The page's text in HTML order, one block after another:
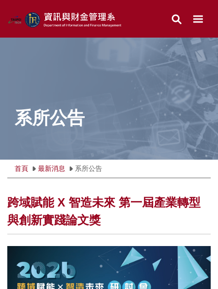
到
要
系所公告
首頁 最新消息 系所公告
跨域賦能 X 智造未來 第一屆產業轉型
與創新實踐論文獎